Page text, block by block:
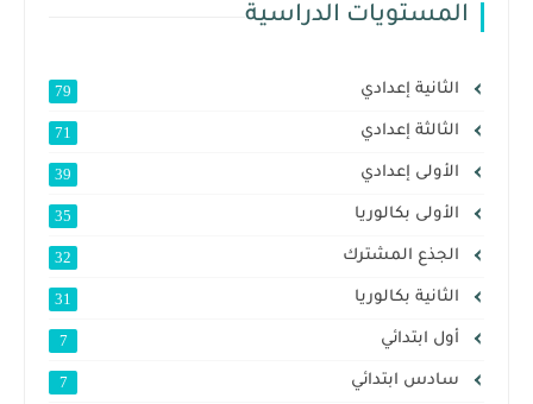
المستويات الدراسية
الثانية إعدادي 79
الثالثة إعدادي 71
الأولى إعدادي 39
الأولى بكالوريا 35
الجذع المشترك 32
الثانية بكالوريا 31
أول ابتدائي 7
سادس ابتدائي 7